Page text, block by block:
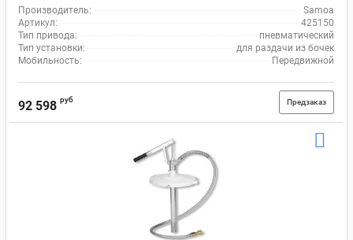
Производитель:
Samoa
Артикул:
425150
Тип привода:
пневматический
Тип установки:
для раздачи из бочек
Мобильность:
Передвижной
92 598 руб Предзаказ